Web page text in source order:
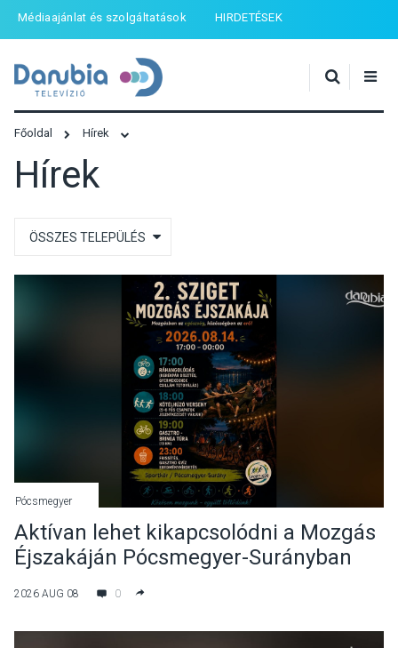
Médiaajánlat és szolgáltatások HIRDETÉSEK
Főoldal Hírek
Hírek
Pócsmegyer
Aktívan lehet kikapcsolódni a Mozgás
Éjszakáján Pócsmegyer-Surányban
2026 AUG 08 0